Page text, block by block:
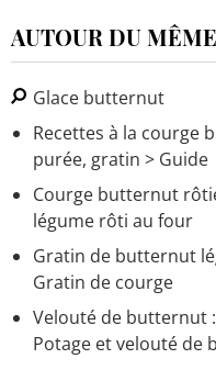
AUTOUR DU
Glace butternut
Recettes à la courge
purée, gratin > Guide
Courge butternut
légume rôti au four
Gratin de butternut
Gratin de courge
Velouté de butternut
Potage et velouté de